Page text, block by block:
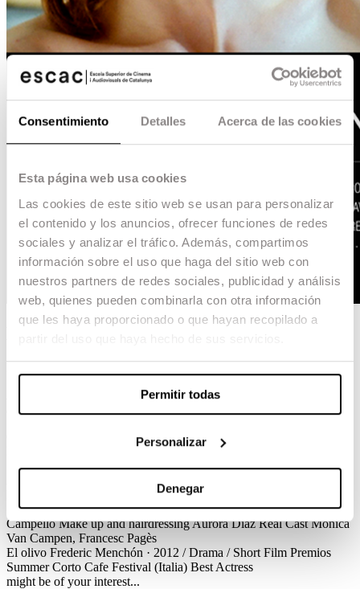
Consentimiento Detalles Acerca de las cookies
Esta página web usa cookies
Las cookies de este sitio web se usan para personalizar
el contenido y los anuncios, ofrecer funciones de redes
sociales y analizar el tráfico. Además, compartimos
información sobre el uso que haga del sitio web con
nuestros partners de redes sociales, publicidad y análisis
web, quienes pueden combinarla con otra información
que les haya proporcionado o que hayan recopilado a
Permitir todas
Personalizar
Denegar
El olivo
An ailing olive tree presiding over the garden. Two lovers. One lie
and one betrayal.
Frederic Menchón · 2012 / Drama / Short Film
ScreenplayFrederic Menchón, David Delgado Llavina Production
Frederic Menchón, Regino Hernández
Sound DesignFrancesc Canals, Boi Martínez Costume DesignIris
Campello Make up and hairdressingAurora Díaz Real CastMònica
Van Campen, Francesc Pagès
El olivo Frederic Menchón · 2012 / Drama / Short Film Premios
Summer Corto Cafe Festival (Italia) Best Actress
might be of your interest...